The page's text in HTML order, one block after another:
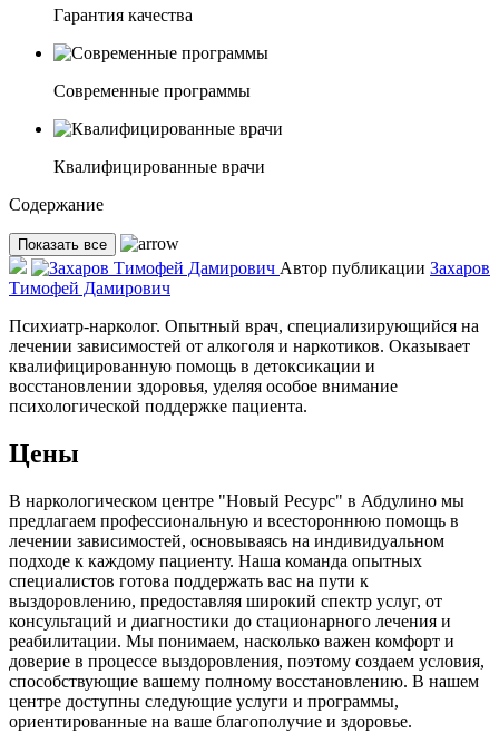
Гарантия качества
Современные программы
Квалифицированные врачи
Содержание
Показать все
Автор публикации Захаров
Тимофей Дамирович
Психиатр-нарколог. Опытный врач, специализирующийся на
лечении зависимостей от алкоголя и наркотиков. Оказывает
квалифицированную помощь в детоксикации и
восстановлении здоровья, уделяя особое внимание
психологической поддержке пациента.
Цены
В наркологическом центре "Новый Ресурс" в Абдулино мы
предлагаем профессиональную и всестороннюю помощь в
лечении зависимостей, основываясь на индивидуальном
подходе к каждому пациенту. Наша команда опытных
специалистов готова поддержать вас на пути к
выздоровлению, предоставляя широкий спектр услуг, от
консультаций и диагностики до стационарного лечения и
реабилитации. Мы понимаем, насколько важен комфорт и
доверие в процессе выздоровления, поэтому создаем условия,
способствующие вашему полному восстановлению. В нашем
центре доступны следующие услуги и программы,
ориентированные на ваше благополучие и здоровье.